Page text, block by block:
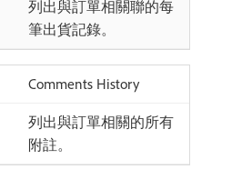
列出與訂單相關聯的每
筆出貨記錄。
Comments History
列出與訂單相關的所有
附註。